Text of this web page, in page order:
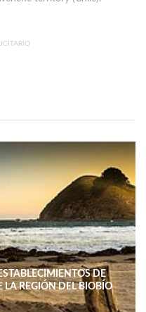
DE
LA REGIÓN DEL BIOBÍO
INTERANUAL